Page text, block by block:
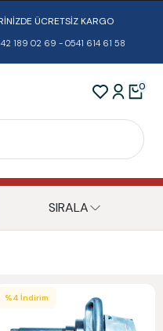
ÜCRETSİZ KARGO
189 02 69 - 0541 614 61 58
0
SIRALA
%4 İndirim